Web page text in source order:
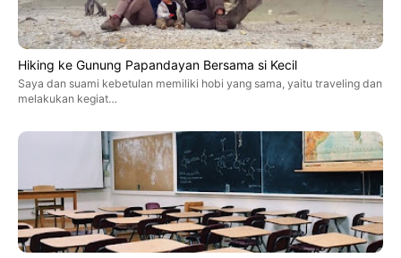
Hiking ke Gunung Papandayan Bersama si Kecil
Saya dan suami kebetulan memiliki hobi yang sama, yaitu traveling dan
melakukan kegiat…